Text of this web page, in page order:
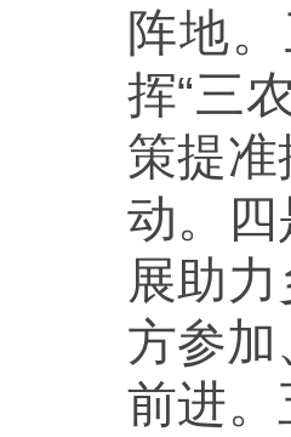
阵地
挥“三
策提
动。
展助
方参
前进